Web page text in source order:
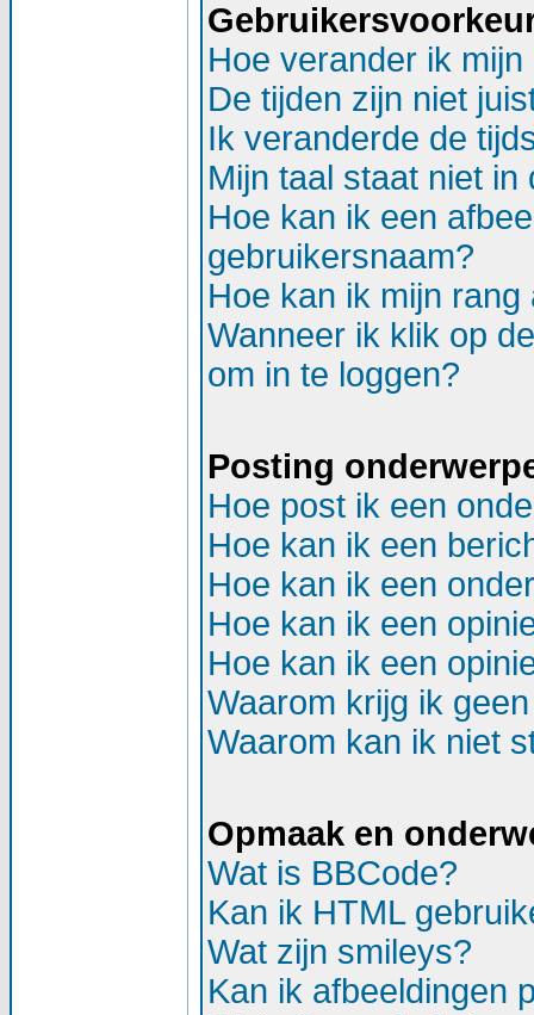
Hoe verander ik
De tijden zijn niet
Ik veranderde de
Mijn taal staat niet in
Hoe kan ik een
gebruikersnaam?
Hoe kan ik mijn rang
Wanneer ik klik op
om in te loggen?
Posting
Hoe post ik een
Hoe kan ik een
Hoe kan ik een
Hoe kan ik een
Hoe kan ik een
Waarom krijg ik
Waarom kan ik niet
Opmaak en
Wat is BBCode?
Kan ik HTML
Wat zijn smileys?
Kan ik afbeeldingen